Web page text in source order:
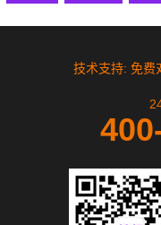
技术支持: 免费